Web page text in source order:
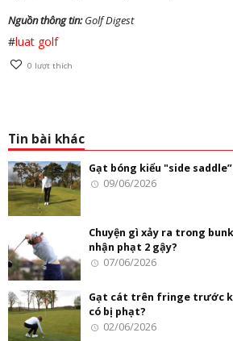
Nguồn thông tin:Golf Digest
#luat golf
0 lượt thích
Tin bài khác
Gạt bóng kiểu "side
09/06/2026
Chuyện gì xảy ra trong
nhận phạt 2 gậy?
07/06/2026
Gạt cát trên fringe trước
có bị phạt?
02/06/2026